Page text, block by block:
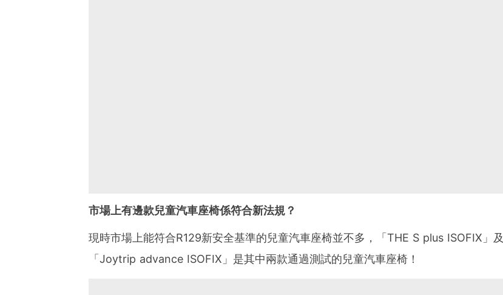
市場上有邊款兒童汽車座椅係符合新法規？
現時市場上能符合R129新安全基準的兒童汽車座椅並不多，「THE S plus ISOFIX」及
「Joytrip advance ISOFIX」是其中兩款通過測試的兒童汽車座椅！